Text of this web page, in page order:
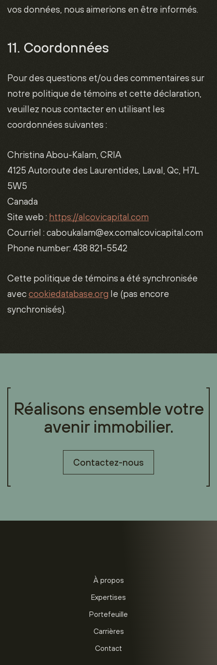
vos données, nous aimerions en être informés.
11. Coordonnées
Pour des questions et/ou des commentaires sur
notre politique de témoins et cette déclaration,
veuillez nous contacter en utilisant les
coordonnées suivantes :
Christina Abou-Kalam, CRIA
4125 Autoroute des Laurentides, Laval, Qc, H7L
5W5
Canada
Site web : https://alcovicapital.com
Courriel :caboukalam@ex.comalcovicapital.com
Phone number: 438 821-5542
Cette politique de témoins a été synchronisée
aveccookiedatabase.org le (pas encore
synchronisés).
Réalisons ensemble votre
avenir immobilier.
Contactez-nous
À propos
Expertises
Portefeuille
Carrières
Contact